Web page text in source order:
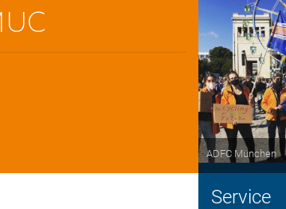
ADFC München
Service